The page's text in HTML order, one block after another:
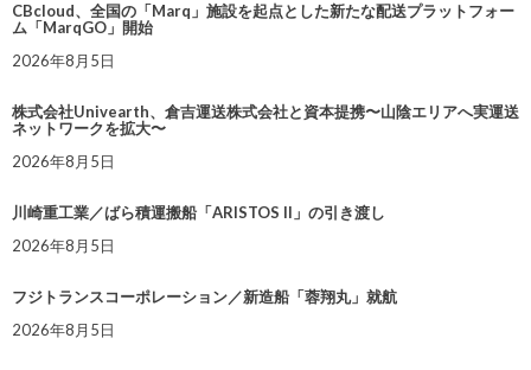
CBcloud、全国の「Marq」施設を起点とした新たな配送プラットフォー
ム「MarqGO」開始
2026年8月5日
株式会社Univearth、倉吉運送株式会社と資本提携〜山陰エリアへ実運送
ネットワークを拡大〜
2026年8月5日
川崎重工業／ばら積運搬船「ARISTOS II」の引き渡し
2026年8月5日
フジトランスコーポレーション／新造船「蓉翔丸」就航
2026年8月5日